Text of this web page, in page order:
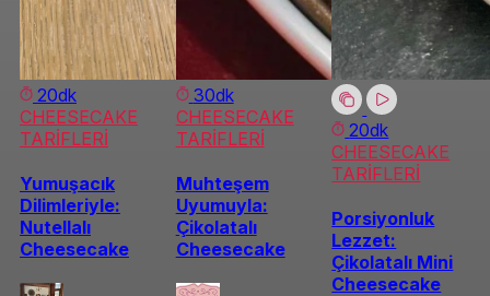
20dk
CHEESECAKE
TARİFLERİ
Yumuşacık
Dilimleriyle:
Nutellalı
Cheesecake
30dk
CHEESECAKE
TARİFLERİ
Muhteşem
Uyumuyla:
Çikolatalı
Cheesecake
20dk
CHEESECAKE
TARİFLERİ
Porsiyonluk
Lezzet:
Çikolatalı Mini
Cheesecake